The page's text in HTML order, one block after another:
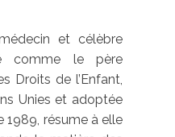
et célèbre
comme le père
Droits de l’Enfant,
Unies et adoptée
1989, résume à elle